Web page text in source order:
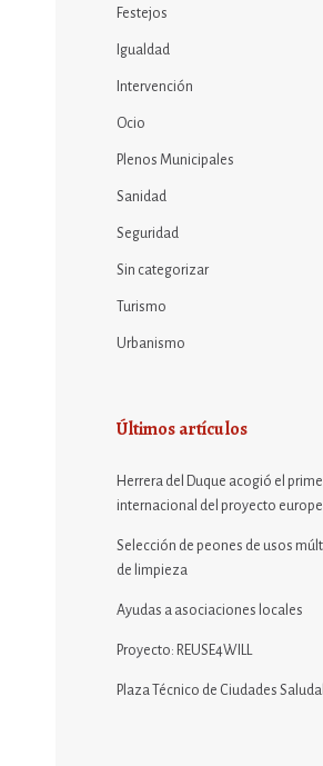
Festejos
Igualdad
Intervención
Ocio
Plenos Municipales
Sanidad
Seguridad
Sin categorizar
Turismo
Urbanismo
Últimos artículos
Herrera del Duque acogió el
internacional del proyecto
Selección de peones de usos
de limpieza
Ayudas a asociaciones locales
Proyecto: REUSE4WILL
Plaza Técnico de Ciudades